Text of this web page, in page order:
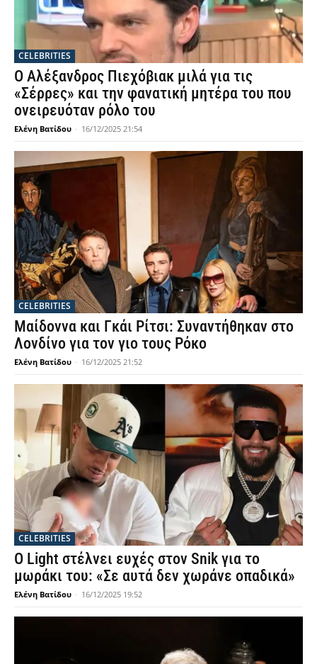
CELEBRITIES
Ο Αλέξανδρος Πιεχόβιακ μιλά για τις
«Σέρρες» και την φανατική μητέρα του που
ονειρευόταν ρόλο του
Ελένη Βατίδου - 16/12/2025 21:54
CELEBRITIES
Μαίδοννα και Γκάι Ρίτσι: Συναντήθηκαν στο
Λονδίνο για τον γιο τους Ρόκο
Ελένη Βατίδου - 16/12/2025 21:52
CELEBRITIES
Ο Light στέλνει ευχές στον Snik για το
μωράκι του: «Σε αυτά δεν χωράνε οπαδικά»
Ελένη Βατίδου - 16/12/2025 19:52